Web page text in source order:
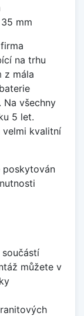
mm
na trhu
z mála
všechny
5 let.
velmi kvalitní
poskytován
můžete v